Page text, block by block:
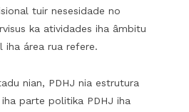
tuir nesesidade no
ka atividades iha âmbitu
iha área rua refere.
nian, PDHJ nia estrutura
parte politika PDHJ iha